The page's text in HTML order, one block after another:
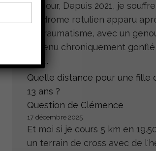
Bonjour, Depuis 2021, je souffre
syndrome rotulien apparu
un traumatisme, avec un
devenu chroniquement
très...
Quelle distance pour une fille
13 ans ?
Question de Clémence
17 décembre 2025
Et moi si je cours 5 km en
un terrain de cross avec de